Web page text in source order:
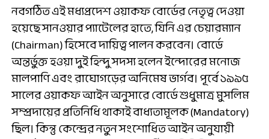
নবগঠিত এই মধ্যপ্রদেশ ওয়াকফ বোর্ডের নেতৃত্ব দেওয়া
হয়েছে সানওয়ার প্যাটেলের হাতে, যিনি এর চেয়ারম্যান
(Chairman) হিসেবে দায়িত্ব পালন করবেন। বোর্ডে
অন্তর্ভুক্ত হওয়া দুই হিন্দু সদস্য হলেন ইন্দোরের মনোজ
মালপাণি এবং রাঘোগড়ের অনিমেষ ভার্গব। পূর্বে ১৯৯৫
সালের ওয়াকফ আইন অনুসারে বোর্ডে শুধুমাত্র মুসলিম
সম্প্রদায়ের প্রতিনিধি থাকাই বাধ্যতামূলক (Mandatory)
ছিল। কিন্তু কেন্দ্রের নতুন সংশোধিত আইন অনুযায়ী